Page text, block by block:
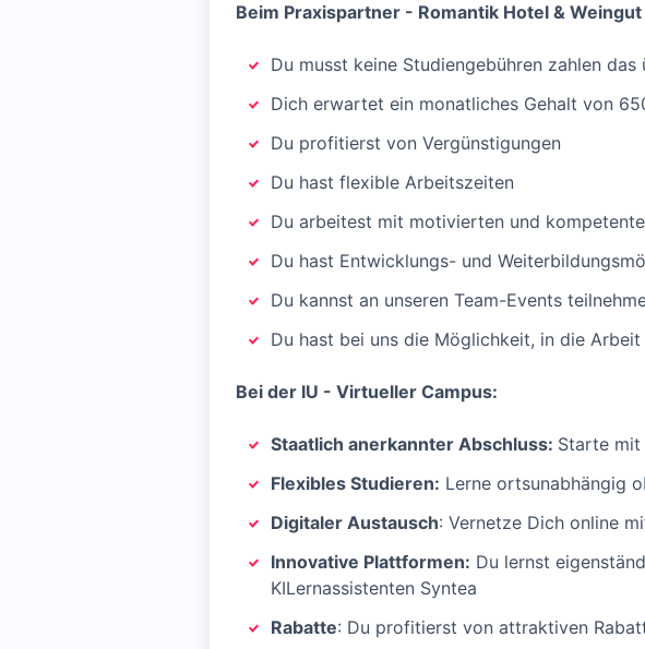
Beim Praxispartner - Romantik Hotel &
Du musst keine Studiengebühren zahlen
Dich erwartet ein monatliches Gehalt von
Du profitierst von Vergünstigungen
Du hast flexible Arbeitszeiten
Du arbeitest mit motivierten und
Du hast Entwicklungs- und
Du kannst an unseren Team-Events
Du hast bei uns die Möglichkeit, in die
Bei der IU - Virtueller Campus:
Staatlich anerkannter Abschluss: Starte mit
Flexibles Studieren: Lerne ortsunabhängig
Digitaler Austausch: Vernetze Dich online
Innovative Plattformen: Du lernst
KILernassistenten Syntea
Rabatte: Du profitierst von attraktiven